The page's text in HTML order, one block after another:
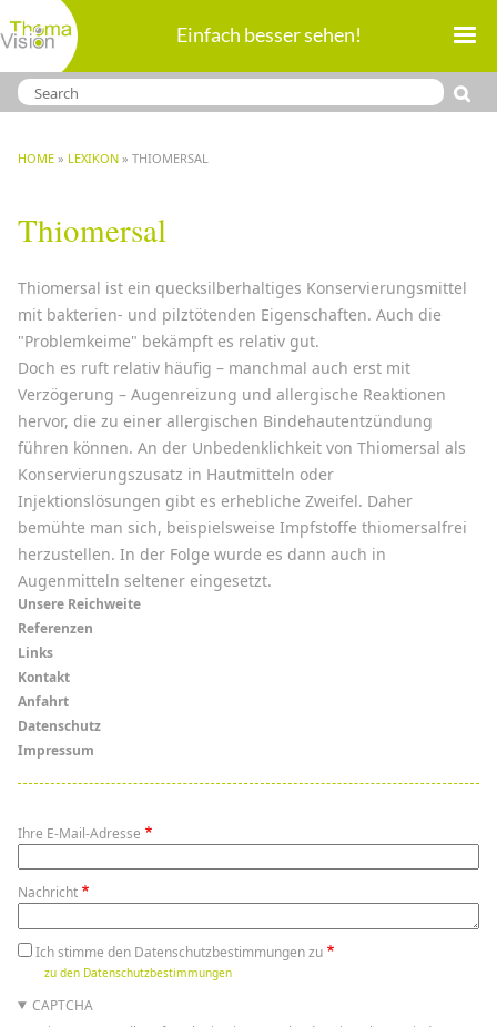
Direkt
zum
Inhalt
Einfach besser sehen!
BREADCRUMB
HOME LEXIKON THIOMERSAL
Thiomersal
Thiomersal ist ein quecksilberhaltiges Konservierungsmittel
mit bakterien- und pilztötenden Eigenschaften. Auch die
"Problemkeime" bekämpft es relativ gut.
Doch es ruft relativ häufig – manchmal auch erst mit
Verzögerung – Augenreizung und allergische Reaktionen
hervor, die zu einer allergischen Bindehautentzündung
führen können. An der Unbedenklichkeit von Thiomersal als
Konservierungszusatz in Hautmitteln oder
Injektionslösungen gibt es erhebliche Zweifel. Daher
bemühte man sich, beispielsweise Impfstoffe thiomersalfrei
herzustellen. In der Folge wurde es dann auch in
Augenmitteln seltener eingesetzt.
Menü
Links
Unsere Reichweite
Referenzen
Links
Kontakt
Anfahrt
Datenschutz
Impressum
Ihre E-Mail-Adresse
Nachricht
Ich stimme den Datenschutzbestimmungen zu
zu den Datenschutzbestimmungen
CAPTCHA